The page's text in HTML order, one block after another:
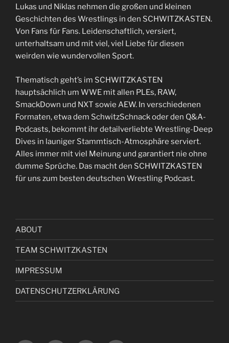
Lukas und Niklas nehmen die großen und kleinen
Geschichten des Wrestlings in den SCHWITZKASTEN.
Von Fans für Fans. Leidenschaftlich, versiert,
unterhaltsam und mit viel, viel Liebe für diesen
weirden wie wundervollen Sport.
Thematisch geht’s im SCHWITZKASTEN
hauptsächlich um WWE mit allen PLEs, RAW,
SmackDown und NXT sowie AEW. In verschiedenen
Formaten, etwa dem SchwitzSchnack oder den Q&A-
Podcasts, bekommt ihr detailverliebte Wrestling-Deep
Dives in launiger Stammtisch-Atmosphäre serviert.
Alles immer mit viel Meinung und garantiert nie ohne
dumme Sprüche. Das macht den SCHWITZKASTEN
für uns zum besten deutschen Wrestling Podcast.
ABOUT
TEAM SCHWITZKASTEN
IMPRESSUM
DATENSCHUTZERKLÄRUNG